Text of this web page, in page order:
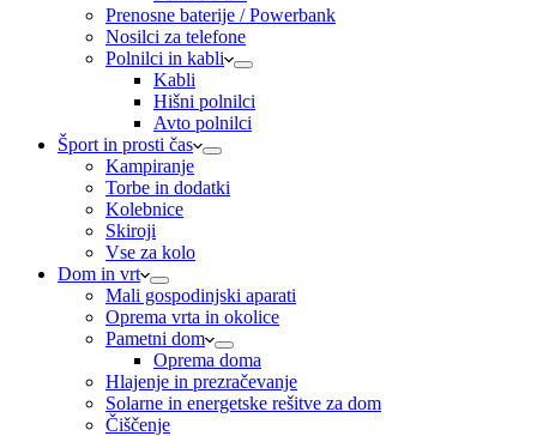
Prenosne baterije / Powerbank
Nosilci za telefone
Polnilci in kabli
Kabli
Hišni polnilci
Avto polnilci
Šport in prosti čas
Kampiranje
Torbe in dodatki
Kolebnice
Skiroji
Vse za kolo
Dom in vrt
Mali gospodinjski aparati
Oprema vrta in okolice
Pametni dom
Oprema doma
Hlajenje in prezračevanje
Solarne in energetske rešitve za dom
Čiščenje